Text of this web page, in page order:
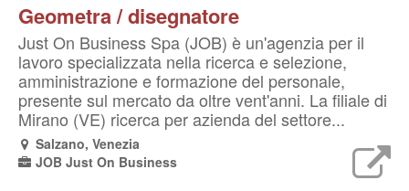
Geometra / disegnatore
Just On Business Spa (JOB) è un'agenzia per il
lavoro specializzata nella ricerca e selezione,
amministrazione e formazione del personale,
presente sul mercato da oltre vent'anni. La filiale di
Mirano (VE) ricerca per azienda del settore...
Salzano, Venezia
JOB Just On Business